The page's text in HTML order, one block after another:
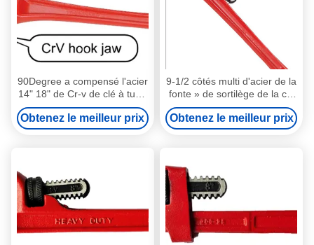
90Degree a compensé l'acier
14" 18" de Cr-v de clé à tube
a compensé le fixage
d'individu
Obtenez le meilleur prix
9-1/2 côtés multi d'acier de la
fonte » de sortilège de la clé
à tube excentrée 14-
1/2 »/CR-V
Obtenez le meilleur prix